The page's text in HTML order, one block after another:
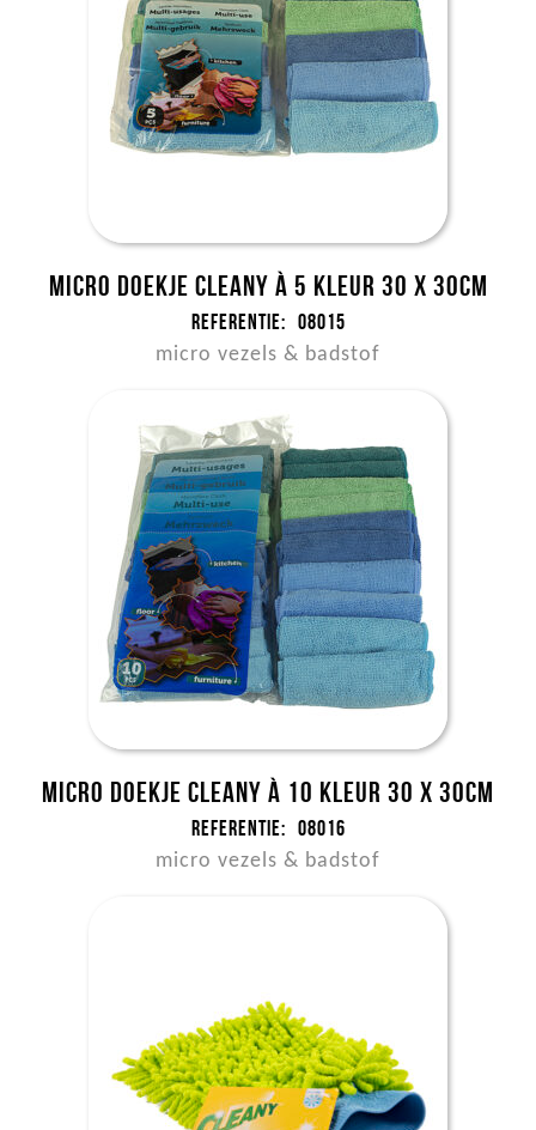
Micro doekje Cleany à 5 kleur 30 x 30cm
Referentie: 08015
micro vezels & badstof
Micro doekje Cleany à 10 kleur 30 x 30cm
Referentie: 08016
micro vezels & badstof